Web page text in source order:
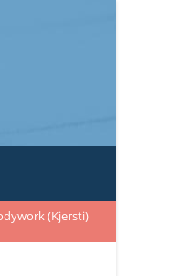
(Kjersti)